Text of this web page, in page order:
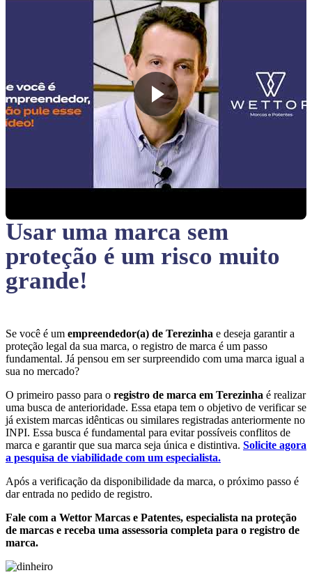
Usar uma marca sem
proteção é um risco muito
grande!
Se você é um empreendedor(a) de Terezinha e deseja garantir a
proteção legal da sua marca, o registro de marca é um passo
fundamental. Já pensou em ser surpreendido com uma marca igual a
sua no mercado?
O primeiro passo para o registro de marca em Terezinha é realizar
uma busca de anterioridade. Essa etapa tem o objetivo de verificar se
já existem marcas idênticas ou similares registradas anteriormente no
INPI. Essa busca é fundamental para evitar possíveis conflitos de
marca e garantir que sua marca seja única e distintiva. Solicite agora
a pesquisa de viabilidade com um especialista.
Após a verificação da disponibilidade da marca, o próximo passo é
dar entrada no pedido de registro.
Fale com a Wettor Marcas e Patentes, especialista na proteção
de marcas e receba uma assessoria completa para o registro de
marca.